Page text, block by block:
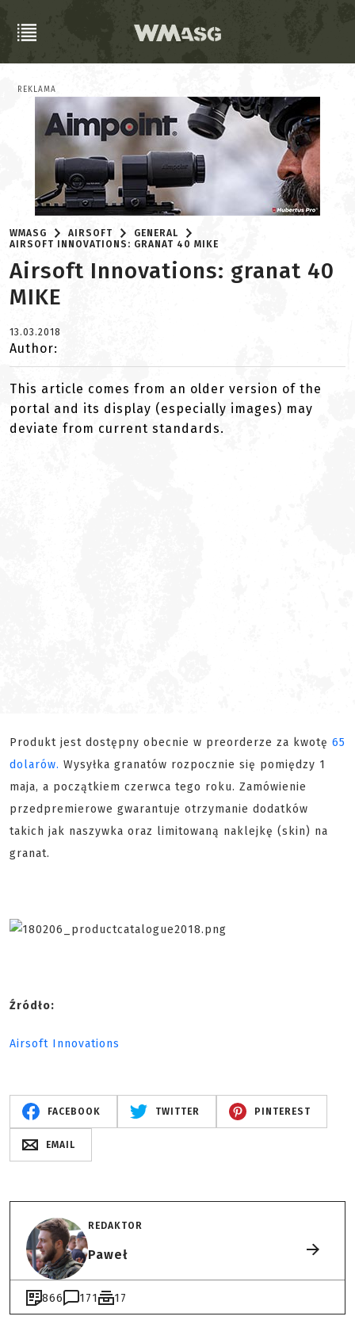
REKLAMA
WMASG AIRSOFT
GENERAL
AIRSOFT INNOVATIONS: GRANAT 40 MIKE
Airsoft Innovations: granat 40
MIKE
13.03.2018
Author:
This article comes from an older version of the
portal and its display (especially images) may
deviate from current standards.
Produkt jest dostępny obecnie w preorderze za kwotę 65
dolarów. Wysyłka granatów rozpocznie się pomiędzy 1
maja, a początkiem czerwca tego roku. Zamówienie
przedpremierowe gwarantuje otrzymanie dodatków
takich jak naszywka oraz limitowaną naklejkę (skin) na
granat.
Źródło:
Airsoft Innovations
FACEBOOK TWITTER PINTEREST
EMAIL
REDAKTOR
Paweł
866 171 17